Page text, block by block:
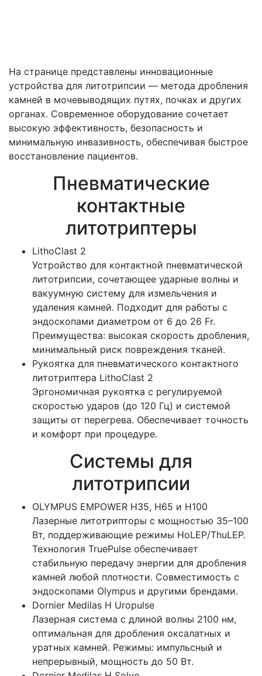
На странице представлены инновационные
устройства для литотрипсии — метода дробления
камней в мочевыводящих путях, почках и других
органах. Современное оборудование сочетает
высокую эффективность, безопасность и
минимальную инвазивность, обеспечивая быстрое
восстановление пациентов.
Пневматические
контактные
литотриптеры
LithoClast 2
Устройство для контактной пневматической
литотрипсии, сочетающее ударные волны и
вакуумную систему для измельчения и
удаления камней. Подходит для работы с
эндоскопами диаметром от 6 до 26 Fr.
Преимущества: высокая скорость дробления,
минимальный риск повреждения тканей.
Рукоятка для пневматического контактного
литотриптера LithoClast 2
Эргономичная рукоятка с регулируемой
скоростью ударов (до 120 Гц) и системой
защиты от перегрева. Обеспечивает точность
и комфорт при процедуре.
Системы для
литотрипсии
OLYMPUS EMPOWER H35, H65 и H100
Лазерные литотрипторы с мощностью 35–100
Вт, поддерживающие режимы HoLEP/ThuLEP.
Технология TruePulse обеспечивает
стабильную передачу энергии для дробления
камней любой плотности. Совместимость с
эндоскопами Olympus и другими брендами.
Dornier Medilas H Uropulse
Лазерная система с длиной волны 2100 нм,
оптимальная для дробления оксалатных и
уратных камней. Режимы: импульсный и
непрерывный, мощность до 50 Вт.